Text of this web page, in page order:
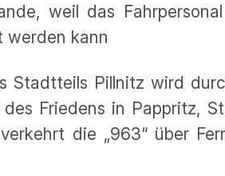
weil das
werden kann
Stadtteils Pillnitz wird
Friedens in Pappritz,
die „963“ über